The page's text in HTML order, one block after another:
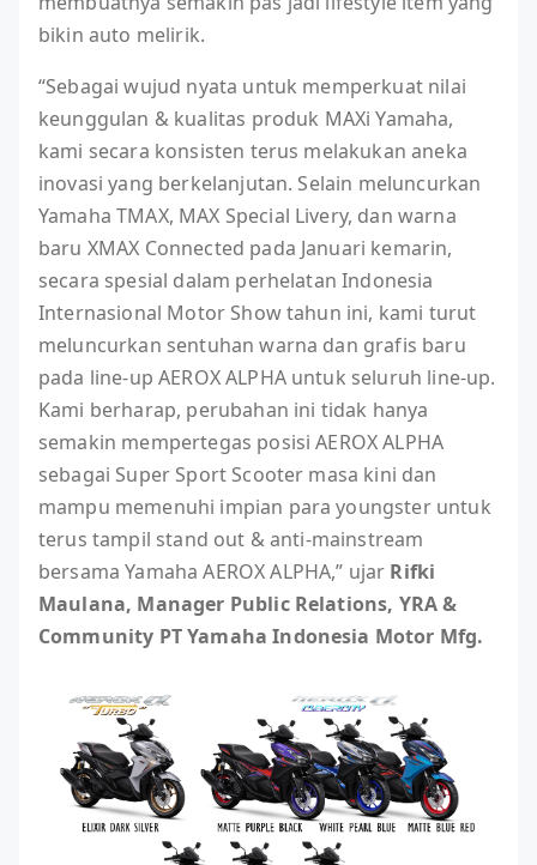
bikin auto melirik.
“Sebagai wujud nyata untuk memperkuat nilai
keunggulan & kualitas produk MAXi Yamaha,
kami secara konsisten terus melakukan aneka
inovasi yang berkelanjutan. Selain meluncurkan
Yamaha TMAX, MAX Special Livery, dan warna
baru XMAX Connected pada Januari kemarin,
secara spesial dalam perhelatan Indonesia
Internasional Motor Show tahun ini, kami turut
meluncurkan sentuhan warna dan grafis baru
pada line-up AEROX ALPHA untuk seluruh line-up.
Kami berharap, perubahan ini tidak hanya
semakin mempertegas posisi AEROX ALPHA
sebagai Super Sport Scooter masa kini dan
mampu memenuhi impian para youngster untuk
terus tampil stand out & anti-mainstream
bersama Yamaha AEROX ALPHA,” ujar Rifki
Maulana, Manager Public Relations, YRA &
Community PT Yamaha Indonesia Motor Mfg.